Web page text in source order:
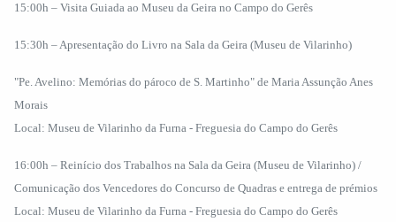
15:00h – Visita Guiada ao Museu da Geira no Campo do Gerês
15:30h – Apresentação do Livro na Sala da Geira (Museu de Vilarinho)
"Pe. Avelino: Memórias do pároco de S. Martinho" de Maria Assunção Anes
Morais
Local: Museu de Vilarinho da Furna - Freguesia do Campo do Gerês
16:00h – Reinício dos Trabalhos na Sala da Geira (Museu de Vilarinho) /
Comunicação dos Vencedores do Concurso de Quadras e entrega de prémios
Local: Museu de Vilarinho da Furna - Freguesia do Campo do Gerês